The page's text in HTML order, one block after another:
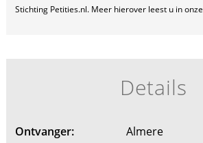
Stichting Petities.nl. Meer hierover leest u in onze
Details
Ontvanger:
Almere